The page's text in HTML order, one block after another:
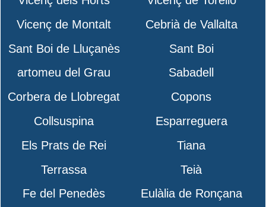
Vicenç de Montalt
Cebrià de Vallalta
Sant Boi de Lluçanès
Sant Boi
artomeu del Grau
Sabadell
Corbera de Llobregat
Copons
Collsuspina
Esparreguera
Els Prats de Rei
Tiana
Terrassa
Teià
Fe del Penedès
Eulàlia de Ronçana